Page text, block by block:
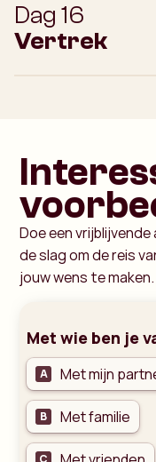
Dag 16
Vertrek
Doe een
de slag om de reis
jouw wens te